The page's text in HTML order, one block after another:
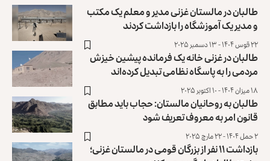
طالبان در مالستان غزنی مدیر و معلم یک مکتب
و مدیر یک آموزشگاه را بازداشت کردند
۲۲ قوس ۱۴۰۴ - ۱۳ دسمبر ۲۰۲۵
طالبان در غزنی خانه یک فرمانده پیشین خیزش
مردمی را به پاسگاه نظامی تبدیل کرده‌اند
۱۸ میزان ۱۴۰۴ - ۱۰ اکتوبر ۲۰۲۵
طالبان به روحانیان مالستان: حجاب باید مطابق
قانون امر به معروف تعریف شود
۲ حمل ۱۴۰۴ - ۲۲ مارچ ۲۰۲۵
بازداشت ۱۱ نفر از بزرگان قومی در مالستان غزنی؛